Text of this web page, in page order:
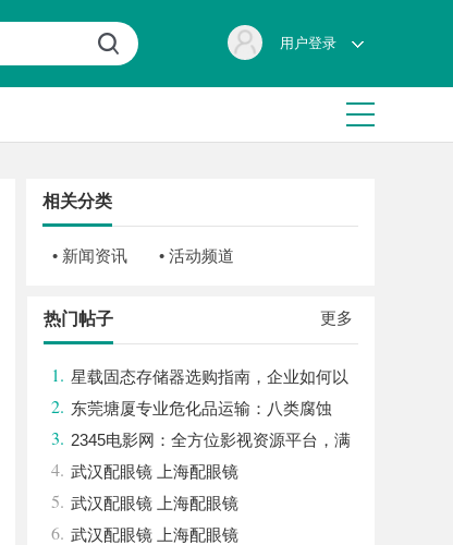
用户登录
相关分类
• 新闻资讯 • 活动频道
更多
热门帖子
1. 星载固态存储器选购指南，企业如何以
星载级安全性能存储资料？
2. 东莞塘厦专业危化品运输：八类腐蚀
品、九类杂项合规全品类承运解决方案
3. 2345电影网：全方位影视资源平台，满
足观影新体验
4. 武汉配眼镜 上海配眼镜
5. 武汉配眼镜 上海配眼镜
6. 武汉配眼镜 上海配眼镜